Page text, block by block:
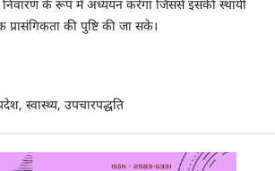
के रूप में अध्ययन करेगा जिससे इसकी स्थायी
प्रासंगिकता की पुष्टि की जा सके।
स्वास्थ्य, उपचारपद्धति